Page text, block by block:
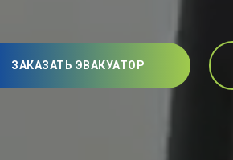
ЗАКАЗАТЬ ЭВАКУАТОР